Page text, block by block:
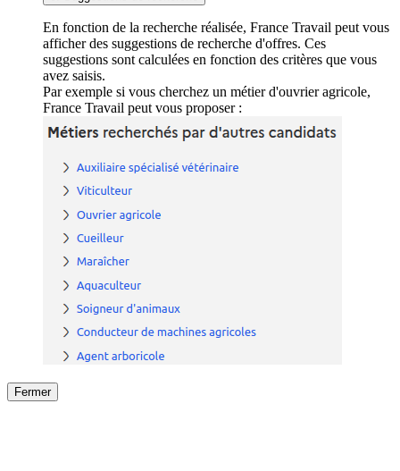
En fonction de la recherche réalisée, France Travail peut vous
afficher des suggestions de recherche d'offres. Ces
suggestions sont calculées en fonction des critères que vous
avez saisis.
Par exemple si vous cherchez un métier d'ouvrier agricole,
France Travail peut vous proposer :
Fermer